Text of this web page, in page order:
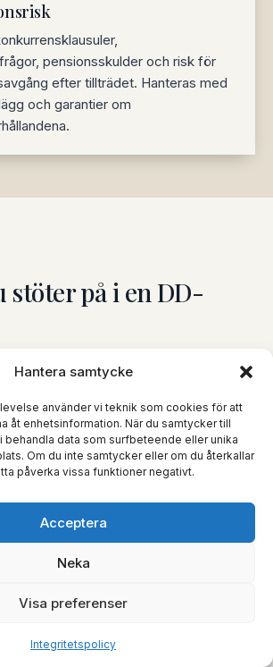
Hantera samtycke
använder vi teknik som cookies för att
åt enhetsinformation. När du samtycker till
behandla data som surfbeteende eller unika
Om du inte samtycker eller om du återkallar
påverka vissa funktioner negativt.
Acceptera
Neka
Visa preferenser
Integritetspolicy
pensionsskulder och risk för
efter tillträdet. Hanteras med
och garantier om
stöter på i en DD-
av ett målbolag inför förvärv.
juridiska, finansiella och
behövs i SPA.
granskare. Vad som lagts i